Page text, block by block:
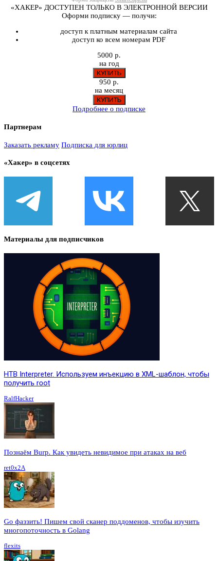
«ХАКЕР» ДОСТУПЕН ТОЛЬКО В ЭЛЕКТРОННОЙ ВЕРСИИ
Оформи подписку — получи:
доступ к платным материалам сайта
доступ ко всем номерам PDF
5000 р.
на год
950 р.
на месяц
Подробнее о подписке
Партнерам
Заказать рекламу Подписка для юрлиц
«Хакер» в соцсетях
Материалы для подписчиков
HTB Interpreter. Используем инъекцию в XML-шаблон, чтобы
получить root
RalfHacker
Познаём Burp. Как увидеть невидимое при атаках на веб
ret0x2A
Go фаззить! Пишем свой сканер поддоменов, чтобы изучить
многопоточность в Golang
flexits